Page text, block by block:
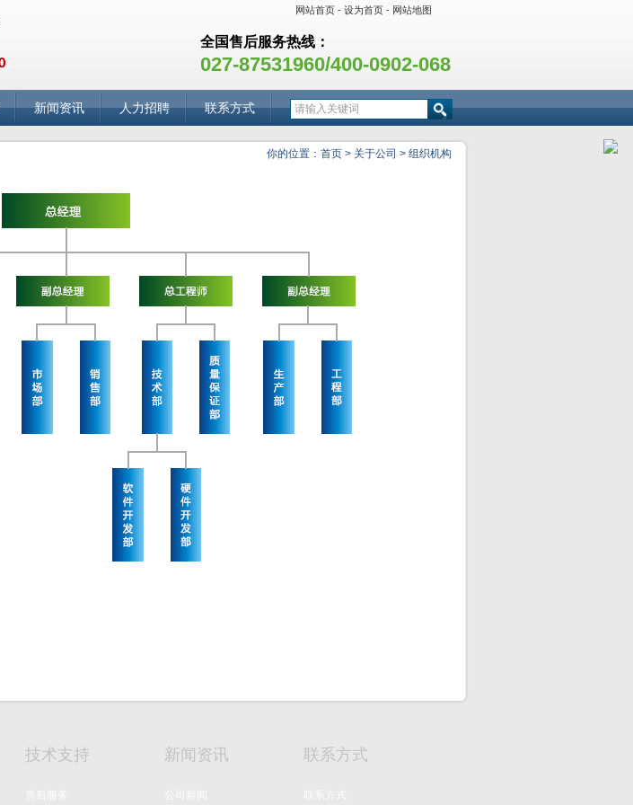
网站首页- 设为首页- 网站地图
全国售后服务热线：
027-87531960/400-0902-068
新闻资讯 人力招聘 联系方式
你的位置： 首页 > 关于公司 > 组织机构
技术支持 新闻资讯 联系方式